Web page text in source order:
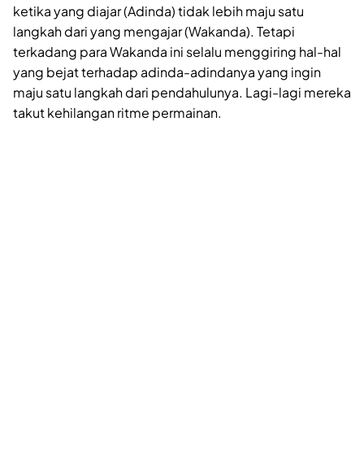
ketika yang diajar (Adinda) tidak lebih maju satu
langkah dari yang mengajar (Wakanda). Tetapi
terkadang para Wakanda ini selalu menggiring hal-hal
yang bejat terhadap adinda-adindanya yang ingin
maju satu langkah dari pendahulunya. Lagi-lagi mereka
takut kehilangan ritme permainan.